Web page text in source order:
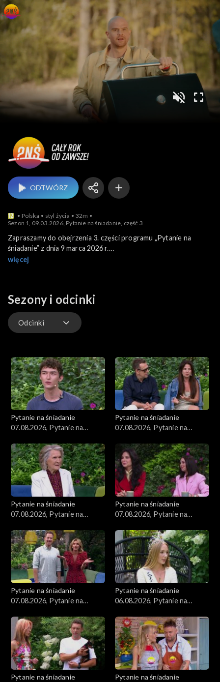
Pytanie na śniadanie
ODTWÓRZ
Polska styl życia
32m
Sezon 1, 09.03.2026, Pytanie na śniadanie, część 3
Zapraszamy do obejrzenia 3. części programu „Pytanie na
śniadanie” z dnia 9 marca 2026 r.
Program poprowadzili: Katarzyna Dowbor i Filip Antonowicz.
więcej
Sezony i odcinki
Odcinki
Gwiazdy
Scena Pnś
Ludzie
Zdrowie
Porady
Czerwony Dywan
Uroda
Moda
Materiały
Odcinki
Pytanie na śniadanie
07.08.2026, Pytanie na
Pytanie na śniadanie
07.08.2026, Pytanie na
Pytanie na śniadanie
07.08.2026, Pytanie na
Pytanie na śniadanie
07.08.2026, Pytanie na
Pytanie na śniadanie
07.08.2026, Pytanie na
Pytanie na śniadanie
06.08.2026, Pytanie na
Pytanie na śniadanie
Pytanie na śniadanie